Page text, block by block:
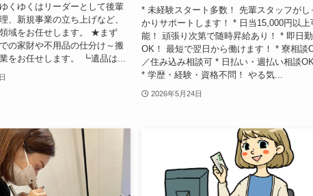
くゆくはリーダーとして後輩
、新規事業の立ち上げなど、
域をお任せします。 ★まず
の家財や不用品の仕分け～搬
をお任せします。 ┗遺品は...
* 未経験スタート多数！ 先輩スタッフがし
かりサポートします！ * 日当15,000円以上
能！ 頑張り次第で随時昇給あり！ * 即日
OK！ 最短で翌日から働けます！ * 寮相談
／住み込み相談可 * 日払い・週払い相談OK
* 学歴・経験・資格不問！ やる気...
2026年5月24日